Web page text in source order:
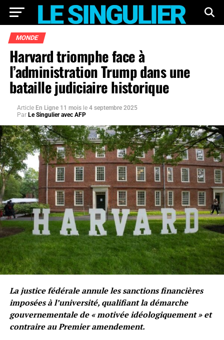
MONDE
Harvard triomphe face à
l’administration Trump dans une
bataille judiciaire historique
Article En Ligne 11 mois le 4 septembre 2025
Par Le Singulier avec AFP
La justice fédérale annule les sanctions financières
imposées à l’université, qualifiant la démarche
gouvernementale de « motivée idéologiquement » et
contraire au Premier amendement.